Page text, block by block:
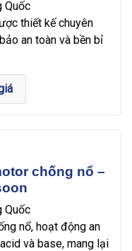
Quốc
thiết kế chuyên
an toàn và bền bỉ
chống nổ –
Quốc
nổ, hoạt động an
và base, mang lại